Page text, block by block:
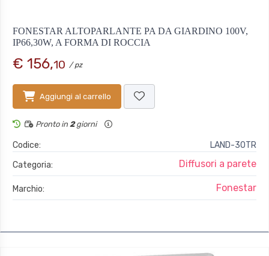
FONESTAR ALTOPARLANTE PA DA GIARDINO 100V,
IP66,30W, A FORMA DI ROCCIA
€ 156,10 / pz
Aggiungi al carrello
Pronto in 2giorni
Codice:
LAND-30TR
Categoria:
Diffusori a parete
Marchio: Fonestar